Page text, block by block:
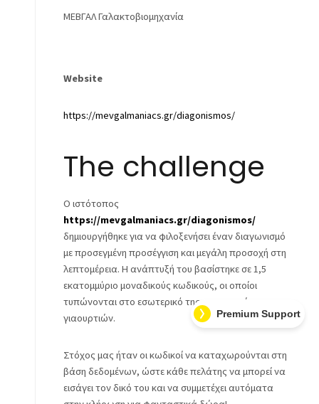
ΜΕΒΓΑΛ Γαλακτοβιομηχανία
Website
https://mevgalmaniacs.gr/diagonismos/
The challenge
Ο ιστότοπος
https://mevgalmaniacs.gr/diagonismos/
δημιουργήθηκε για να φιλοξενήσει έναν διαγωνισμό
με προσεγμένη προσέγγιση και μεγάλη προσοχή στη
λεπτομέρεια. Η ανάπτυξή του βασίστηκε σε 1,5
εκατομμύριο μοναδικούς κωδικούς, οι οποίοι
τυπώνονται στο εσωτερικό της συσκευασίας των
γιαουρτιών.
Στόχος μας ήταν οι κωδικοί να καταχωρούνται στη
βάση δεδομένων, ώστε κάθε πελάτης να μπορεί να
εισάγει τον δικό του και να συμμετέχει αυτόματα
Premium Support